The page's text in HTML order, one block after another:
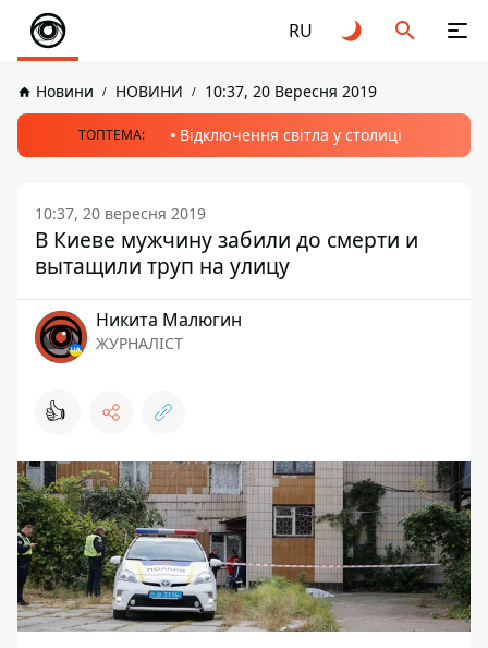
RU
Новини НОВИНИ 10:37, 20 Вересня 2019
ТОПТЕМА: Відключення світла у столиці
10:37, 20 вересня 2019
В Киеве мужчину забили до смерти и
вытащили труп на улицу
Никита Малюгин
ЖУРНАЛІСТ
👍